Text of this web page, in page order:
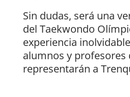
Sin dudas, será una
del Taekwondo
experiencia
alumnos y profesores
representarán a